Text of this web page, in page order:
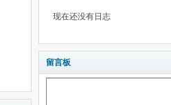
现在还没有日志
留言板